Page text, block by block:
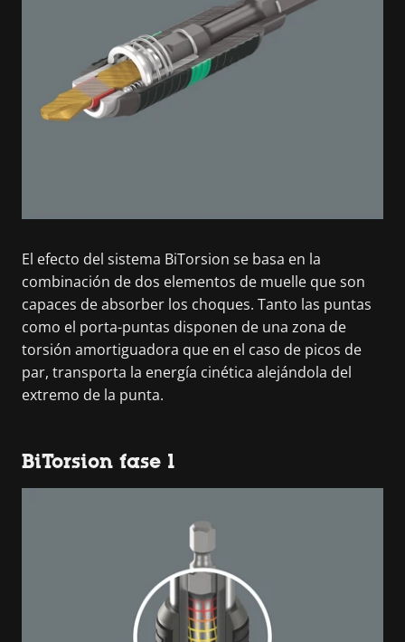
El efecto del sistema BiTorsion se basa en la
combinación de dos elementos de muelle que son
capaces de absorber los choques. Tanto las puntas
como el porta-puntas disponen de una zona de
torsión amortiguadora que en el caso de picos de
par, transporta la energía cinética alejándola del
extremo de la punta.
BiTorsion fase 1